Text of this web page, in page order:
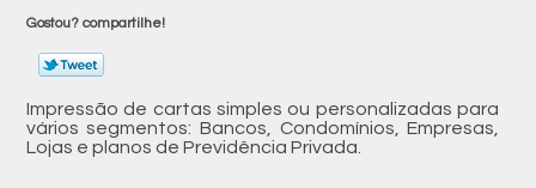
Gostou? compartilhe!
Impressão de cartas simples ou personalizadas para
vários segmentos: Bancos, Condomínios, Empresas,
Lojas e planos de Previdência Privada.